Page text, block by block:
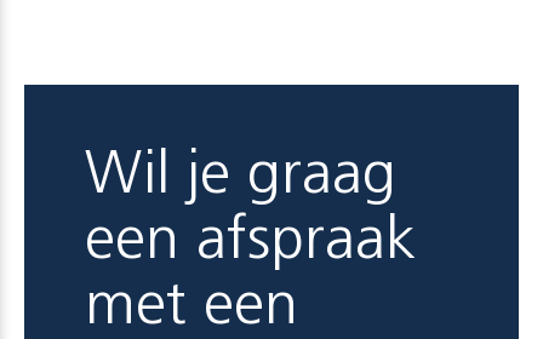
Wil je graag
een afspraak
met een